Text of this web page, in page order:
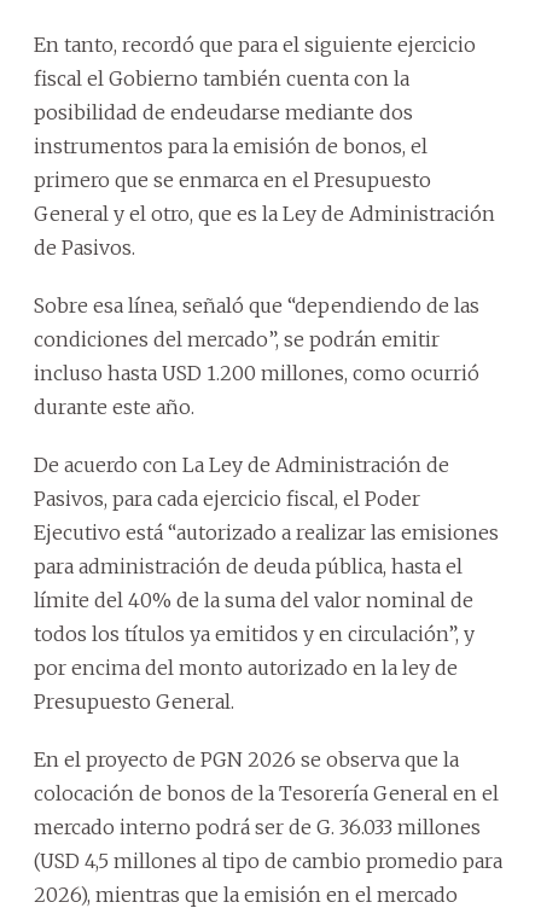
En tanto, recordó que para el siguiente ejercicio
fiscal el Gobierno también cuenta con la
posibilidad de endeudarse mediante dos
instrumentos para la emisión de bonos, el
primero que se enmarca en el Presupuesto
General y el otro, que es la Ley de Administración
de Pasivos.
Sobre esa línea, señaló que “dependiendo de las
condiciones del mercado”, se podrán emitir
incluso hasta USD 1.200 millones, como ocurrió
durante este año.
De acuerdo con La Ley de Administración de
Pasivos, para cada ejercicio fiscal, el Poder
Ejecutivo está “autorizado a realizar las emisiones
para administración de deuda pública, hasta el
límite del 40% de la suma del valor nominal de
todos los títulos ya emitidos y en circulación”, y
por encima del monto autorizado en la ley de
Presupuesto General.
En el proyecto de PGN 2026 se observa que la
colocación de bonos de la Tesorería General en el
mercado interno podrá ser de G. 36.033 millones
(USD 4,5 millones al tipo de cambio promedio para
2026), mientras que la emisión en el mercado